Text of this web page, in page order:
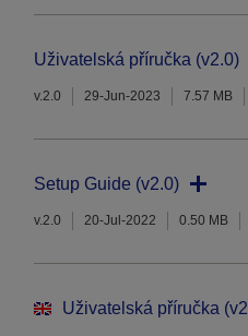
Uživatelská příručka (v2.0)
v.2.0 29-Jun-2023 7.57 MB
Setup Guide (v2.0)
v.2.0 20-Jul-2022 0.50 MB
Uživatelská příručka